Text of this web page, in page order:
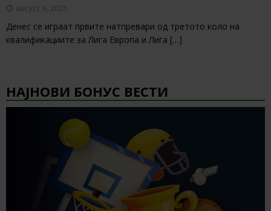
август 6, 2026
Денес се играат првите натпревари од третото коло на
квалификациите за Лига Европа и Лига […]
НАЈНОВИ БОНУС ВЕСТИ